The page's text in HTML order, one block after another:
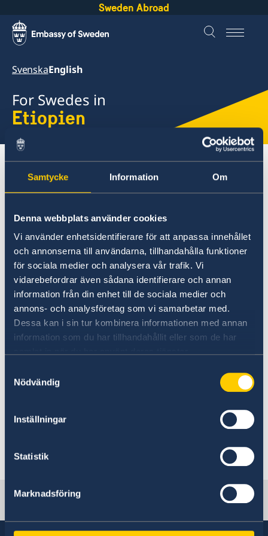
Samtycke Information Om
Denna webbplats använder cookies
Vi använder enhetsidentifierare för att anpassa innehållet
och annonserna till användarna, tillhandahålla funktioner
för sociala medier och analysera vår trafik. Vi
vidarebefordrar även sådana identifierare och annan
information från din enhet till de sociala medier och
annons- och analysföretag som vi samarbetar med.
Dessa kan i sin tur kombinera informationen med annan
information som du har tillhandahållit eller som de har
Nödvändig
Inställningar
Statistik
Marknadsföring
Sweden Abroad
SvenskaEnglish
For Swedes in
Etiopien
About abroad Etiopien
What documents does the
Embassy legalise?
The Embassy only legalise the following
documents:
*Any documents issued by Swedish Institutions
and that have been legalised by the Swedish
Foreign Ministry.
*Extracts from the Swedish Populations
Swedish Foreign Ministry.
Last updated 03 Apr 2018, 4.51 PM
Sverige i Etiopien